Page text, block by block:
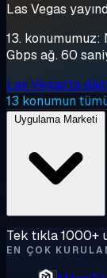
Las Vegas
13. konumumuz:
Gbps ağ. 60
Las Vegas'ta
13 konumun
Tek tıkla 1000+
EN ÇOK